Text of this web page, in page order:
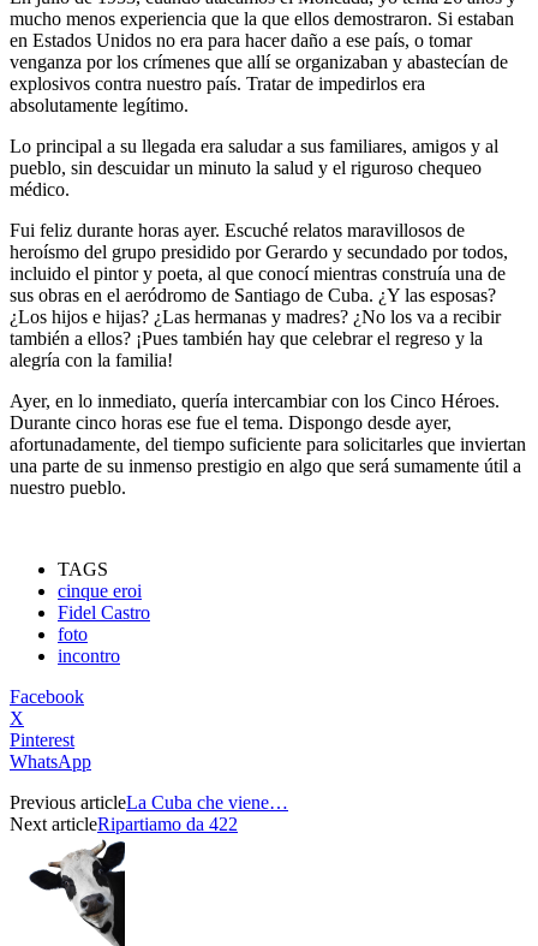
mucho menos experiencia que la que ellos demostraron. Si estaban
en Estados Unidos no era para hacer daño a ese país, o tomar
venganza por los crímenes que allí se organizaban y abastecían de
explosivos contra nuestro país. Tratar de impedirlos era
absolutamente legítimo.
Lo principal a su llegada era saludar a sus familiares, amigos y al
pueblo, sin descuidar un minuto la salud y el riguroso chequeo
médico.
Fui feliz durante horas ayer. Escuché relatos maravillosos de
heroísmo del grupo presidido por Gerardo y secundado por todos,
incluido el pintor y poeta, al que conocí mientras construía una de
sus obras en el aeródromo de Santiago de Cuba. ¿Y las esposas?
¿Los hijos e hijas? ¿Las hermanas y madres? ¿No los va a recibir
también a ellos? ¡Pues también hay que celebrar el regreso y la
alegría con la familia!
Ayer, en lo inmediato, quería intercambiar con los Cinco Héroes.
Durante cinco horas ese fue el tema. Dispongo desde ayer,
afortunadamente, del tiempo suficiente para solicitarles que inviertan
una parte de su inmenso prestigio en algo que será sumamente útil a
nuestro pueblo.
TAGS
cinque eroi
Fidel Castro
foto
incontro
Facebook
X
Pinterest
WhatsApp
Previous articleLa Cuba che viene…
Next articleRipartiamo da 422